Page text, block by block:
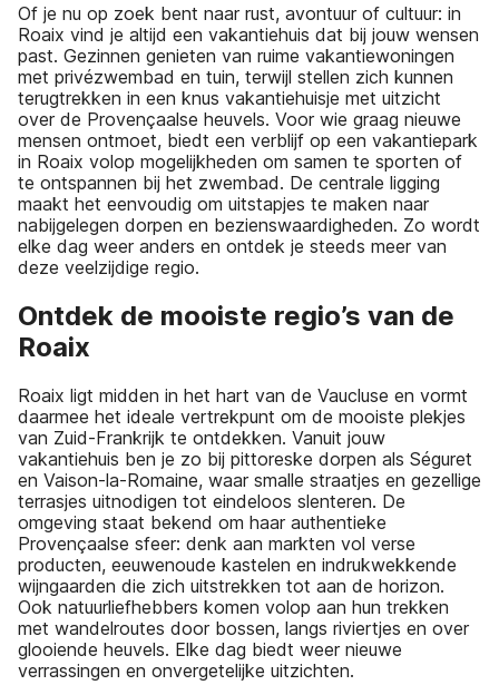
Of je nu op zoek bent naar rust, avontuur of cultuur: in
Roaix vind je altijd een vakantiehuis dat bij jouw wensen
past. Gezinnen genieten van ruime vakantiewoningen
met privézwembad en tuin, terwijl stellen zich kunnen
terugtrekken in een knus vakantiehuisje met uitzicht
over de Provençaalse heuvels. Voor wie graag nieuwe
mensen ontmoet, biedt een verblijf op een vakantiepark
in Roaix volop mogelijkheden om samen te sporten of
te ontspannen bij het zwembad. De centrale ligging
maakt het eenvoudig om uitstapjes te maken naar
nabijgelegen dorpen en bezienswaardigheden. Zo wordt
elke dag weer anders en ontdek je steeds meer van
deze veelzijdige regio.
Ontdek de mooiste regio’s van de
Roaix
Roaix ligt midden in het hart van de Vaucluse en vormt
daarmee het ideale vertrekpunt om de mooiste plekjes
van Zuid-Frankrijk te ontdekken. Vanuit jouw
vakantiehuis ben je zo bij pittoreske dorpen als Séguret
en Vaison-la-Romaine, waar smalle straatjes en gezellige
terrasjes uitnodigen tot eindeloos slenteren. De
omgeving staat bekend om haar authentieke
Provençaalse sfeer: denk aan markten vol verse
producten, eeuwenoude kastelen en indrukwekkende
wijngaarden die zich uitstrekken tot aan de horizon.
Ook natuurliefhebbers komen volop aan hun trekken
met wandelroutes door bossen, langs riviertjes en over
glooiende heuvels. Elke dag biedt weer nieuwe
verrassingen en onvergetelijke uitzichten.